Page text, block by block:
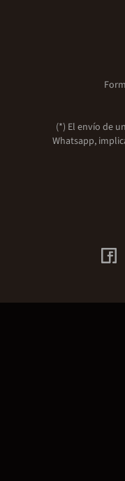
(*) El envío de
Whatsapp,